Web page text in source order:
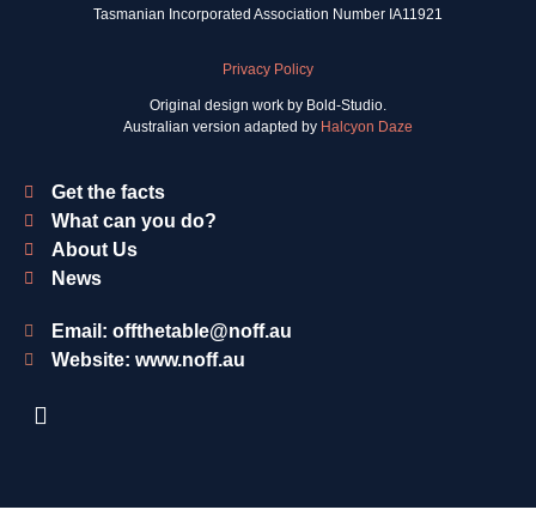
Tasmanian Incorporated Association Number IA11921
Privacy Policy
Original design work by Bold-Studio.
Australian version adapted by Halcyon Daze
Get the facts
What can you do?
About Us
News
Email: offthetable@noff.au
Website: www.noff.au